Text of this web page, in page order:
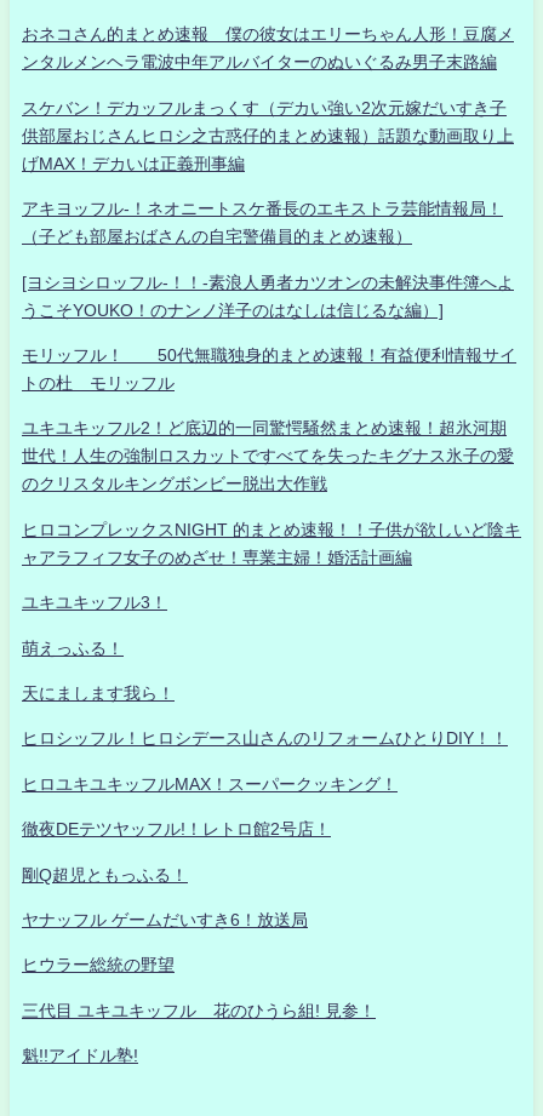
おネコさん的まとめ速報 僕の彼女はエリーちゃん人形！豆腐メ
ンタルメンヘラ電波中年アルバイターのぬいぐるみ男子末路編
スケバン！デカッフルまっくす（デカい強い2次元嫁だいすき子
供部屋おじさんヒロシ之古惑仔的まとめ速報）話題な動画取り上
げMAX！デカいは正義刑事編
アキヨッフル-！ネオニートスケ番長のエキストラ芸能情報局！
（子ども部屋おばさんの自宅警備員的まとめ速報）
[ヨシヨシロッフル-！！-素浪人勇者カツオンの未解決事件簿へよ
うこそYOUKO！のナンノ洋子のはなしは信じるな編）]
モリッフル！ 50代無職独身的まとめ速報！有益便利情報サイ
トの杜 モリッフル
ユキユキッフル2！ど底辺的一同驚愕騒然まとめ速報！超氷河期
世代！人生の強制ロスカットですべてを失ったキグナス氷子の愛
のクリスタルキングボンビー脱出大作戦
ヒロコンプレックスNIGHT 的まとめ速報！！子供が欲しいど陰キ
ャアラフィフ女子のめざせ！専業主婦！婚活計画編
ユキユキッフル3！
萌えっふる！
天にまします我ら！
ヒロシッフル！ヒロシデース山さんのリフォームひとりDIY！！
ヒロユキユキッフルMAX！スーパークッキング！
徹夜DEテツヤッフル!！レトロ館2号店！
剛Q超児ともっふる！
ヤナッフル ゲームだいすき6！放送局
ヒウラー総統の野望
三代目 ユキユキッフル 花のひうら組! 見参！
魁!!アイドル塾!